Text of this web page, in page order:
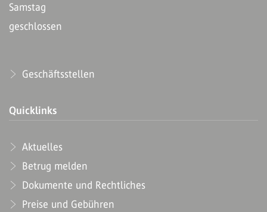
Samstag
geschlossen
Geschäftsstellen
Quicklinks
Aktuelles
Betrug melden
Dokumente und Rechtliches
Preise und Gebühren